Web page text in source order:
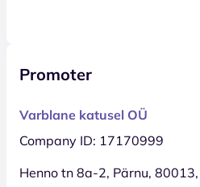
Promoter
Varblane katusel OÜ
Company ID: 17170999
Henno tn 8a-2, Pärnu,